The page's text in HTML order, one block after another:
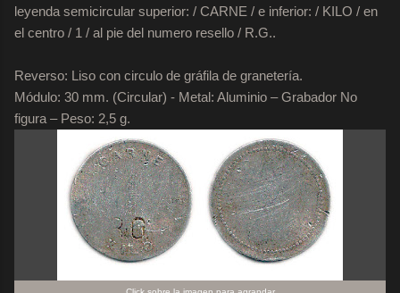
leyenda semicircular superior: / CARNE / e inferior: / KILO / en
el centro / 1 / al pie del numero resello / R.G..
Reverso: Liso con circulo de gráfila de granetería.
Módulo: 30 mm. (Circular) - Metal: Aluminio – Grabador No
figura – Peso: 2,5 g.